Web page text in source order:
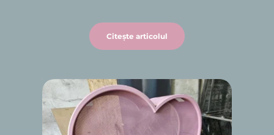
Citește articolul